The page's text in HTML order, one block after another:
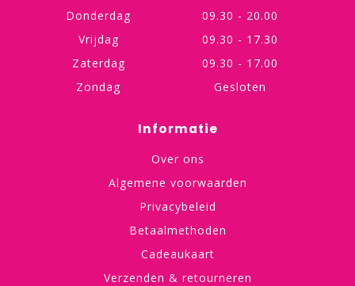
Donderdag
09.30 - 20.00
Vrijdag
09.30 - 17.30
Zaterdag
09.30 - 17.00
Zondag
Gesloten
Informatie
Over ons
Algemene voorwaarden
Privacybeleid
Betaalmethoden
Cadeaukaart
Verzenden & retourneren